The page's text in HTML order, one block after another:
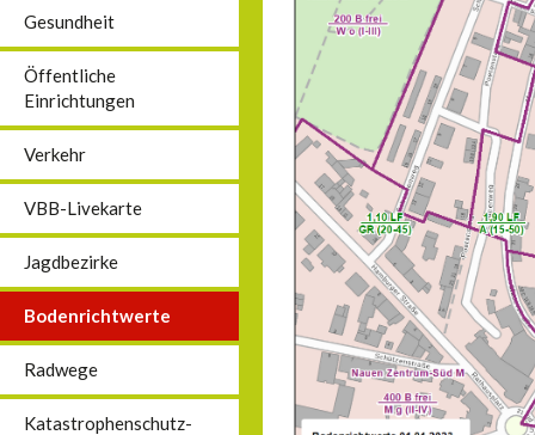
Gesundheit
Öffentliche
Einrichtungen
Verkehr
VBB-Livekarte
Jagdbezirke
Bodenrichtwerte
Radwege
Katastrophenschutz-